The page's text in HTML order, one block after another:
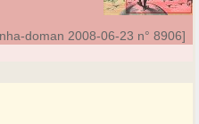
doman 2008-06-23 n° 8906]